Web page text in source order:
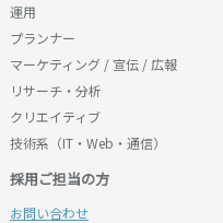
運用
プランナー
マーケティング / 宣伝 / 広報
リサーチ・分析
クリエイティブ
技術系（IT・Web・通信）
採用ご担当の方
お問い合わせ